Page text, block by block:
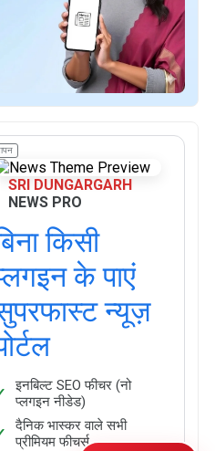
SRI DUNGARGARH
NEWS PRO
किसी
के पाएं
न्यूज़
इनबिल्ट SEO फीचर (नो
प्लगइन नीडेड)
दैनिक भास्कर वाले सभी
प्रीमियम फीचर्स